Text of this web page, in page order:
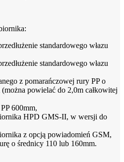
standardowego włazu
standardowego włazu
z pomarańczowej rury PP o
powielać do 2,0m całkowitej
600mm,
HPD GMS-II, w wersji do
z opcją powiadomień GSM,
o średnicy 110 lub 160mm.